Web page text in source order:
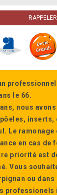
le 66.
nous
inserts,
Le
en cas de
priorité est
Vous
ou